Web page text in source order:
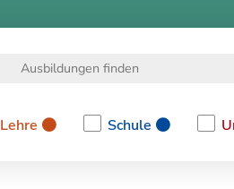
Lehre
Schule